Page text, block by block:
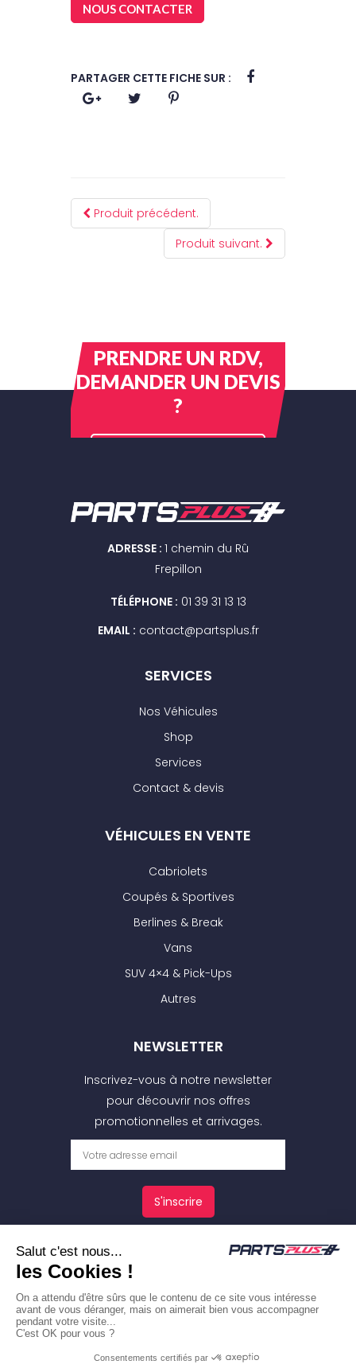
NOUS CONTACTER
PARTAGER CETTE FICHE SUR :
Produit précédent.
Produit suivant.
PRENDRE UN RDV,
DEMANDER UN DEVIS
?
ADRESSE : 1 chemin du Rû
Frepillon
TÉLÉPHONE : 01 39 31 13 13
EMAIL : contact@partsplus.fr
SERVICES
Nos Véhicules
Shop
Services
Contact & devis
VÉHICULES EN VENTE
Cabriolets
Coupés & Sportives
Berlines & Break
Vans
SUV 4×4 & Pick-Ups
Autres
NEWSLETTER
Inscrivez-vous à notre newsletter
pour découvrir nos offres
promotionnelles et arrivages.
S'inscrire
Copyright © 2026 -
et CGV